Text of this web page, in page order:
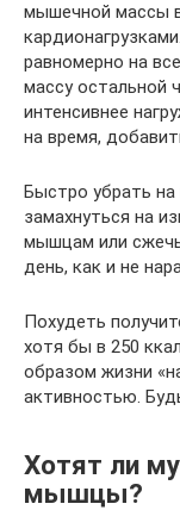
мышечной массы
равномерно на
массу остальной
интенсивнее
на время,
Быстро убрать
замахнуться на
мышцам или
день, как и не
Похудеть
хотя бы в 250
образом жизни
активностью.
Хотят ли
мышцы?